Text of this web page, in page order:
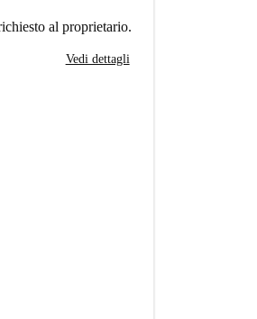
al proprietario.
Vedi dettagli